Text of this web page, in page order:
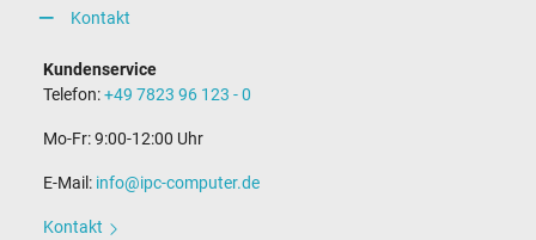
Kontakt
Kundenservice
Telefon:+49 7823 96 123 - 0
Mo-Fr: 9:00-12:00 Uhr
E-Mail: info@ipc-computer.de
Kontakt